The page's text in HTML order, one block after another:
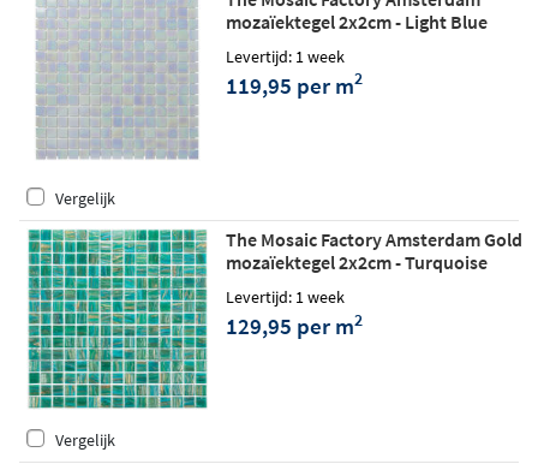
mozaïektegel 2x2cm - Light Blue
Levertijd: 1 week
119,95 per m2
Vergelijk
The Mosaic Factory Amsterdam Gold
mozaïektegel 2x2cm - Turquoise
glossy
Levertijd: 1 week
129,95 per m2
Vergelijk